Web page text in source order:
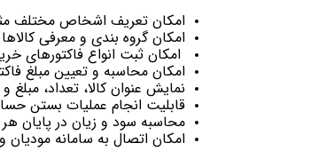
امکان تعریف اشخاص مختلف مثل
امکان گروه بندی و معرفی کالاها به
امکان ثبت انواع فاکتورهای خرید،
امکان محاسبه و تعیین مبلغ فاکتور
نمایش عنوان کالا، تعداد، مبلغ و جمع
قابلیت انجام عملیات بستن
محاسبه سود و زیان در پایان هر
امکان اتصال به سامانه مودیان و